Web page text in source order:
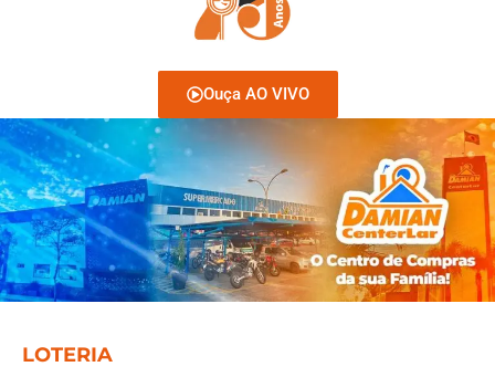
Ouça AO VIVO
LOTERIA